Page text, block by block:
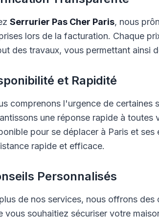
Serrurier Pas Cher Paris, nous
lors de la facturation. Chaque
des travaux, vous permettant ainsi
et Rapidité
comprenons l'urgence de certaines
une réponse rapide à toutes
pour se déplacer à Paris et
rapide et efficace.
Personnalisés
de nos services, nous offrons
vous souhaitiez sécuriser votre